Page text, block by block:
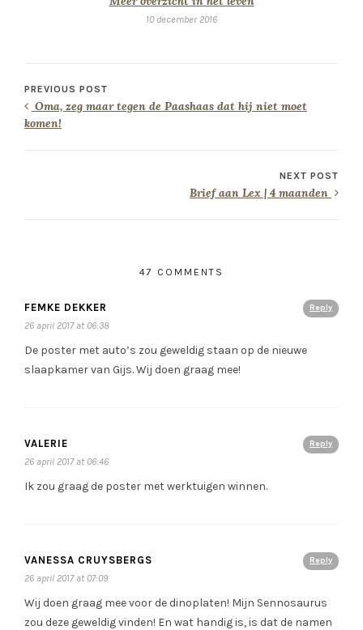
10 december 2016
PREVIOUS POST
Oma, zeg maar tegen de Paashaas dat hij niet moet
komen!
NEXT POST
Brief aan Lex | 4 maanden
47 COMMENTS
Reply
FEMKE DEKKER
26 april 2017 at 06:38
De poster met auto’s zou geweldig staan op de nieuwe
slaapkamer van Gijs. Wij doen graag mee!
Reply
VALERIE
26 april 2017 at 06:46
Ik zou graag de poster met werktuigen winnen.
Reply
VANESSA CRUYSBERGS
26 april 2017 at 07:09
Wij doen graag mee voor de dinoplaten! Mijn Sennosaurus
zou deze geweldig vinden! En wat handig is, is dat de namen